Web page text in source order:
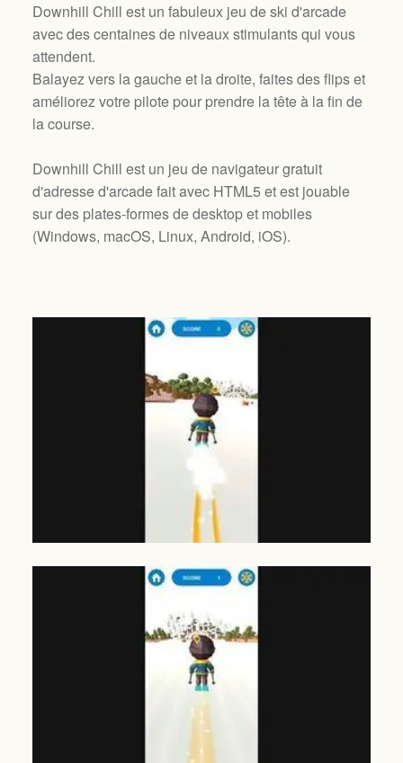
Downhill Chill est un fabuleux jeu de ski d'arcade
avec des centaines de niveaux stimulants qui vous
attendent.
Balayez vers la gauche et la droite, faites des flips et
améliorez votre pilote pour prendre la tête à la fin de
la course.
Downhill Chill est un jeu de navigateur gratuit
d'adresse d'arcade fait avec HTML5 et est jouable
sur des plates-formes de desktop et mobiles
(Windows, macOS, Linux, Android, iOS).